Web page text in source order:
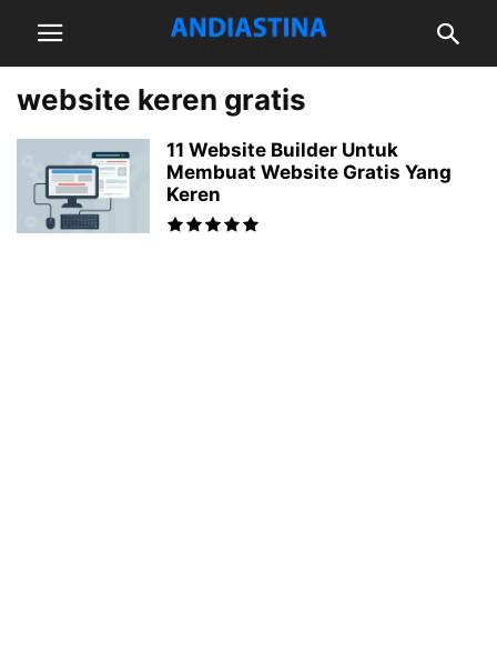
website keren gratis
11 Website Builder Untuk
Membuat Website Gratis Yang
Keren